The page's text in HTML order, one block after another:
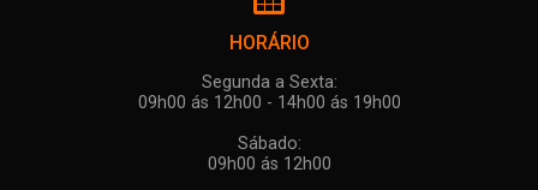
HORÁRIO
Segunda a Sexta:
09h00 ás 12h00 - 14h00 ás 19h00
Sábado:
09h00 ás 12h00